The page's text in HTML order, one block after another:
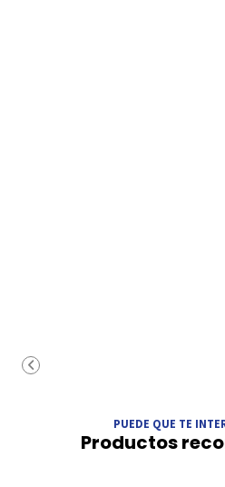
PUEDE QUE TE
Productos